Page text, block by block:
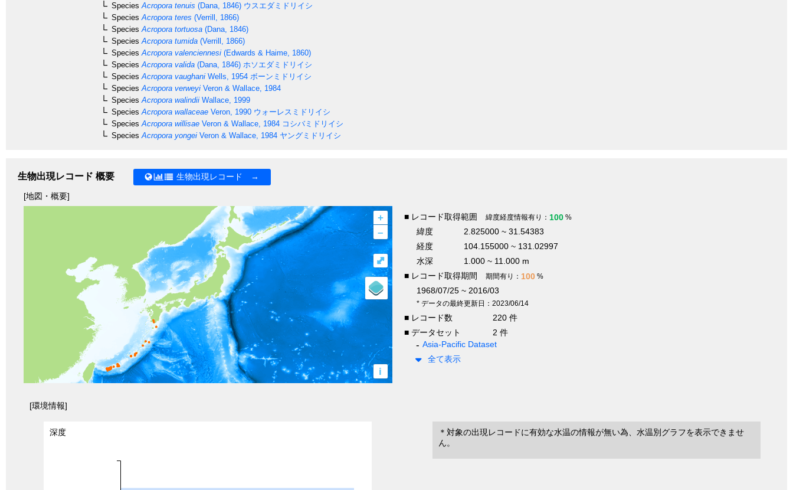
Species Acropora tenuis (Dana, 1846) ウスエダミドリイシ
Species Acropora teres (Verrill, 1866)
Species Acropora tortuosa (Dana, 1846)
Species Acropora tumida (Verrill, 1866)
Species Acropora valenciennesi (Edwards & Haime, 1860)
Species Acropora valida (Dana, 1846) ホソエダミドリイシ
Species Acropora vaughani Wells, 1954 ボーンミドリイシ
Species Acropora verweyi Veron & Wallace, 1984
Species Acropora walindii Wallace, 1999
Species Acropora wallaceae Veron, 1990 ウォーレスミドリイシ
Species Acropora willisae Veron & Wallace, 1984 コシバミドリイシ
Species Acropora yongei Veron & Wallace, 1984 ヤングミドリイシ
生物出現レコード 概要 生物出現レコード →
[地図・概要]
+
–
i
⤢
■ レコード取得範囲 緯度経度情報有り： 100 %
緯度
2.825000 ~ 31.54383
経度
104.155000 ~ 131.02997
水深
1.000 ~ 11.000 m
■ レコード取得期間
期間有り： 100 %
1968/07/25 ~ 2016/03
* データの最終更新日：2023/06/14
■ レコード数
220 件
■ データセット
2 件
Asia-Pacific Dataset
全て表示
[環境情報]
深度
＊対象の出現レコードに有効な水温の情報が無い為、水温別グラフを表示できませ
ん。